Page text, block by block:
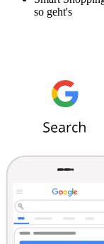
so geht's